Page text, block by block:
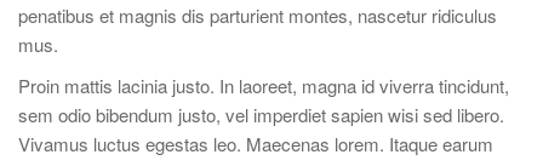
penatibus et magnis dis parturient montes, nascetur ridiculus
mus.
Proin mattis lacinia justo. In laoreet, magna id viverra tincidunt,
sem odio bibendum justo, vel imperdiet sapien wisi sed libero.
Vivamus luctus egestas leo. Maecenas lorem. Itaque earum